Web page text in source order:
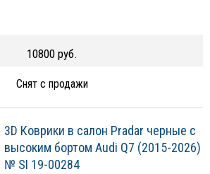
10800 руб.
Снят с продажи
3D Коврики в салон Pradar черные с
высоким бортом Audi Q7 (2015-2026)
№ SI 19-00284